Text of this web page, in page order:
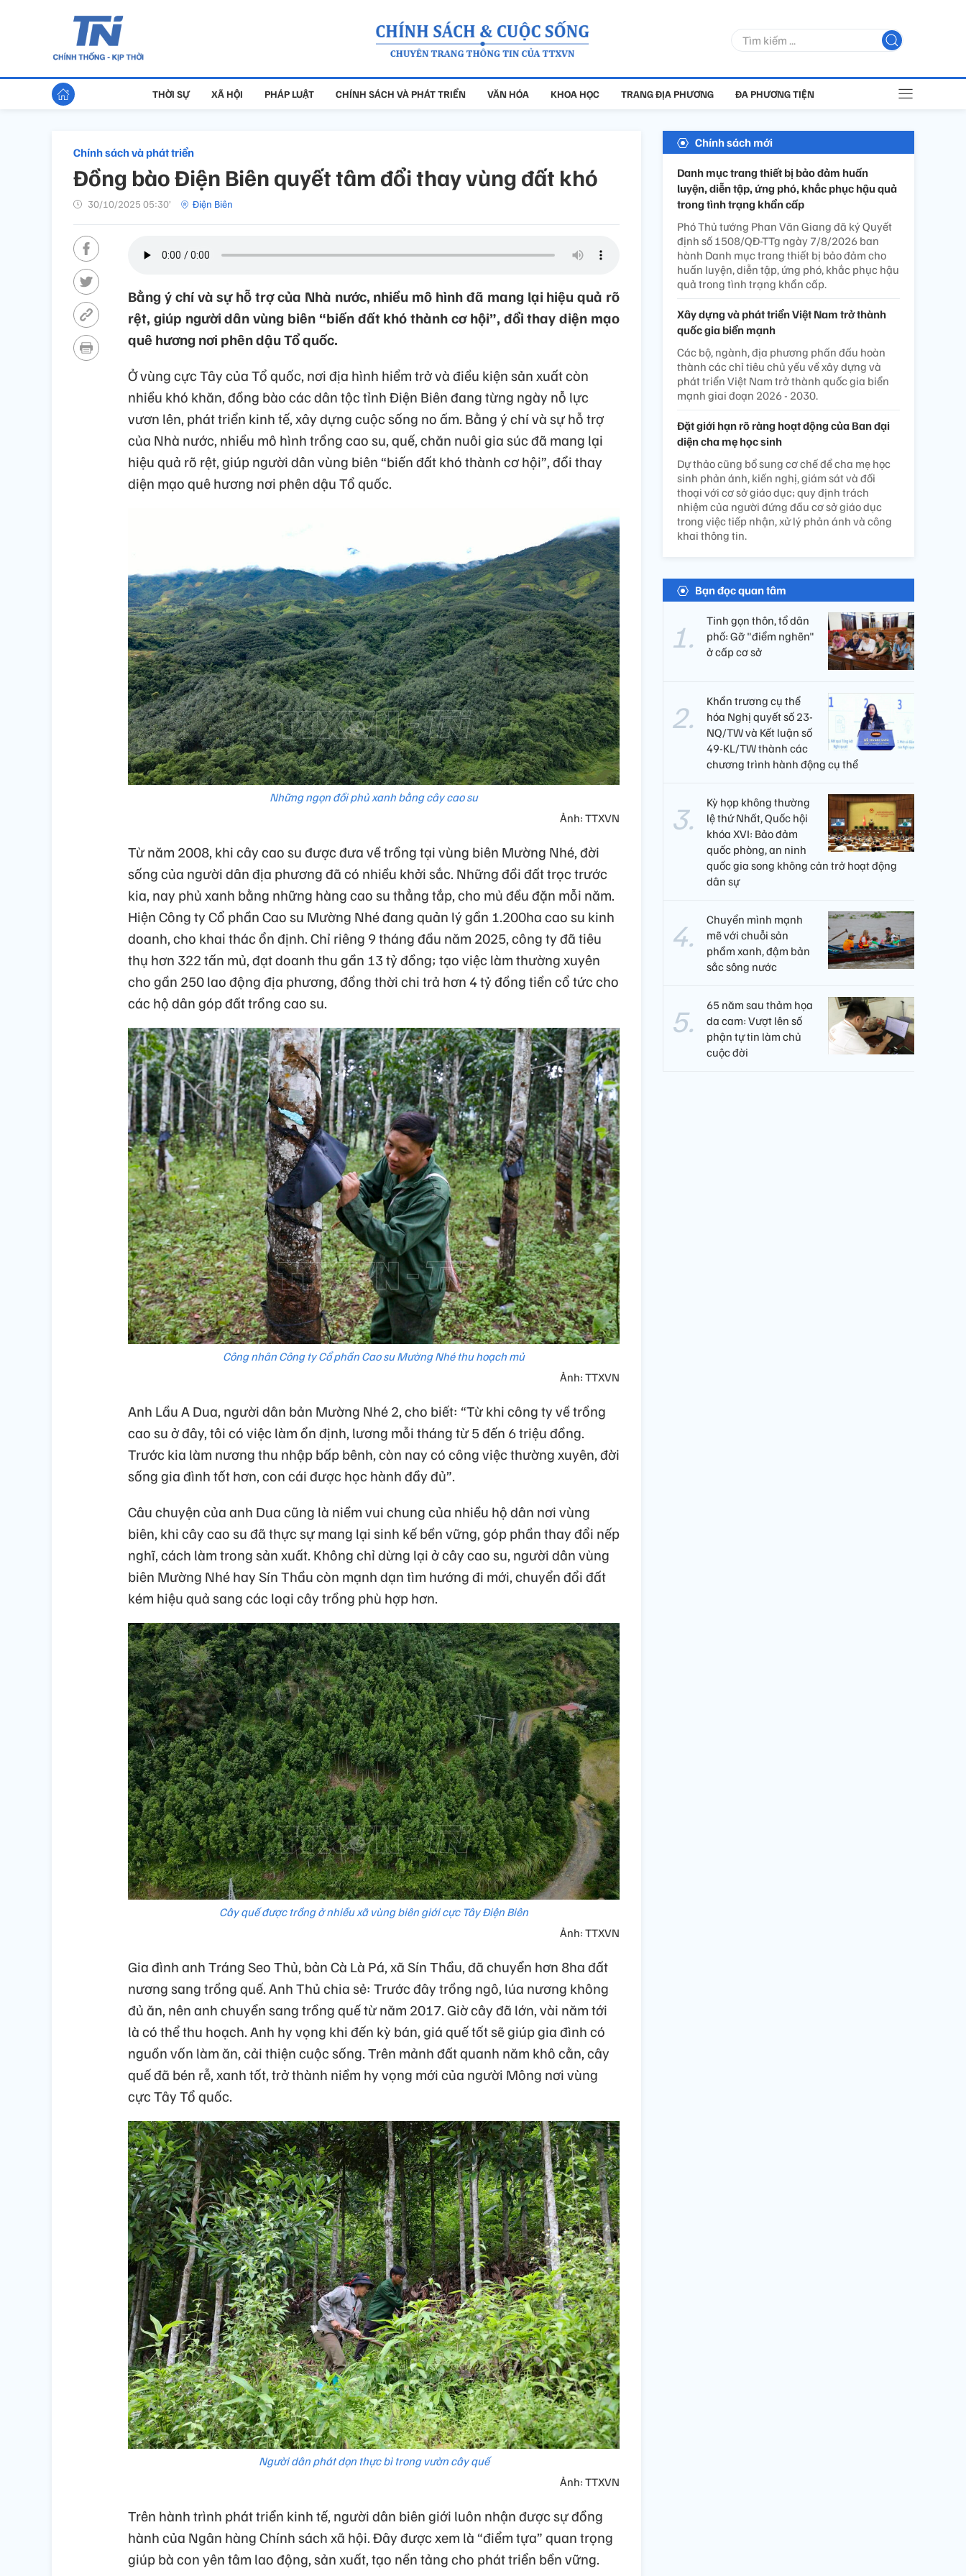
THỜI SỰ XÃ HỘI PHÁP LUẬT CHÍNH SÁCH VÀ PHÁT TRIỂN VĂN HÓA KHOA HỌC TRANG ĐỊA PHƯƠNG ĐA PHƯƠNG TIỆN
Chính sách và phát triển
Đồng bào Điện Biên quyết tâm đổi thay vùng đất khó
30/10/2025 05:30’ Điện Biên
Bằng ý chí và sự hỗ trợ của Nhà nước, nhiều mô hình đã mang lại hiệu quả rõ
rệt, giúp người dân vùng biên “biến đất khó thành cơ hội”, đổi thay diện mạo
quê hương nơi phên dậu Tổ quốc.
Ở vùng cực Tây của Tổ quốc, nơi địa hình hiểm trở và điều kiện sản xuất còn
nhiều khó khăn, đồng bào các dân tộc tỉnh Điện Biên đang từng ngày nỗ lực
vươn lên, phát triển kinh tế, xây dựng cuộc sống no ấm. Bằng ý chí và sự hỗ trợ
của Nhà nước, nhiều mô hình trồng cao su, quế, chăn nuôi gia súc đã mang lại
hiệu quả rõ rệt, giúp người dân vùng biên “biến đất khó thành cơ hội”, đổi thay
diện mạo quê hương nơi phên dậu Tổ quốc.
Những ngọn đồi phủ xanh bằng cây cao su
Ảnh: TTXVN
Từ năm 2008, khi cây cao su được đưa về trồng tại vùng biên Mường Nhé, đời
sống của người dân địa phương đã có nhiều khởi sắc. Những đồi đất trọc trước
kia, nay phủ xanh bằng những hàng cao su thẳng tắp, cho mủ đều đặn mỗi năm.
Hiện Công ty Cổ phần Cao su Mường Nhé đang quản lý gần 1.200ha cao su kinh
doanh, cho khai thác ổn định. Chỉ riêng 9 tháng đầu năm 2025, công ty đã tiêu
thụ hơn 322 tấn mủ, đạt doanh thu gần 13 tỷ đồng; tạo việc làm thường xuyên
cho gần 250 lao động địa phương, đồng thời chi trả hơn 4 tỷ đồng tiền cổ tức cho
các hộ dân góp đất trồng cao su.
Công nhân Công ty Cổ phần Cao su Mường Nhé thu hoạch mủ
Ảnh: TTXVN
Anh Lầu A Dua, người dân bản Mường Nhé 2, cho biết: “Từ khi công ty về trồng
cao su ở đây, tôi có việc làm ổn định, lương mỗi tháng từ 5 đến 6 triệu đồng.
Trước kia làm nương thu nhập bấp bênh, còn nay có công việc thường xuyên, đời
sống gia đình tốt hơn, con cái được học hành đầy đủ”.
Câu chuyện của anh Dua cũng là niềm vui chung của nhiều hộ dân nơi vùng
biên, khi cây cao su đã thực sự mang lại sinh kế bền vững, góp phần thay đổi nếp
nghĩ, cách làm trong sản xuất. Không chỉ dừng lại ở cây cao su, người dân vùng
biên Mường Nhé hay Sín Thầu còn mạnh dạn tìm hướng đi mới, chuyển đổi đất
kém hiệu quả sang các loại cây trồng phù hợp hơn.
Cây quế được trồng ở nhiều xã vùng biên giới cực Tây Điện Biên
Ảnh: TTXVN
Gia đình anh Tráng Seo Thủ, bản Cà Là Pá, xã Sín Thầu, đã chuyển hơn 8ha đất
nương sang trồng quế. Anh Thủ chia sẻ: Trước đây trồng ngô, lúa nương không
đủ ăn, nên anh chuyển sang trồng quế từ năm 2017. Giờ cây đã lớn, vài năm tới
là có thể thu hoạch. Anh hy vọng khi đến kỳ bán, giá quế tốt sẽ giúp gia đình có
nguồn vốn làm ăn, cải thiện cuộc sống. Trên mảnh đất quanh năm khô cằn, cây
quế đã bén rễ, xanh tốt, trở thành niềm hy vọng mới của người Mông nơi vùng
cực Tây Tổ quốc.
Người dân phát dọn thực bì trong vườn cây quế
Ảnh: TTXVN
Trên hành trình phát triển kinh tế, người dân biên giới luôn nhận được sự đồng
hành của Ngân hàng Chính sách xã hội. Đây được xem là “điểm tựa” quan trọng
giúp bà con yên tâm lao động, sản xuất, tạo nền tảng cho phát triển bền vững.
Chính sách mới
Danh mục trang thiết bị bảo đảm huấn
luyện, diễn tập, ứng phó, khắc phục hậu quả
trong tình trạng khẩn cấp
Phó Thủ tướng Phan Văn Giang đã ký Quyết
định số 1508/QĐ-TTg ngày 7/8/2026 ban
hành Danh mục trang thiết bị bảo đảm cho
huấn luyện, diễn tập, ứng phó, khắc phục hậu
quả trong tình trạng khẩn cấp.
Xây dựng và phát triển Việt Nam trở thành
quốc gia biển mạnh
Các bộ, ngành, địa phương phấn đấu hoàn
thành các chỉ tiêu chủ yếu về xây dựng và
phát triển Việt Nam trở thành quốc gia biển
mạnh giai đoạn 2026 - 2030.
Đặt giới hạn rõ ràng hoạt động của Ban đại
diện cha mẹ học sinh
Dự thảo cũng bổ sung cơ chế để cha mẹ học
sinh phản ánh, kiến nghị, giám sát và đối
thoại với cơ sở giáo dục; quy định trách
nhiệm của người đứng đầu cơ sở giáo dục
trong việc tiếp nhận, xử lý phản ánh và công
khai thông tin.
Bạn đọc quan tâm
Tinh gọn thôn, tổ dân
phố: Gỡ "điểm nghẽn"
ở cấp cơ sở
Khẩn trương cụ thể
hóa Nghị quyết số 23-
NQ/TW và Kết luận số
49-KL/TW thành các
chương trình hành động cụ thể
Kỳ họp không thường
lệ thứ Nhất, Quốc hội
khóa XVI: Bảo đảm
quốc phòng, an ninh
quốc gia song không cản trở hoạt động
dân sự
Chuyển mình mạnh
mẽ với chuỗi sản
phẩm xanh, đậm bản
sắc sông nước
65 năm sau thảm họa
da cam: Vượt lên số
phận tự tin làm chủ
cuộc đời